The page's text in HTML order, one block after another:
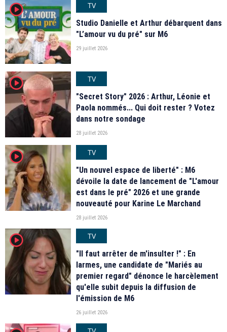
player2
TV
Studio Danielle et Arthur débarquent dans
"L’amour vu du pré" sur M6
29 juillet 2026
player2
TV
"Secret Story" 2026 : Arthur, Léonie et
Paola nommés... Qui doit rester ? Votez
dans notre sondage
28 juillet 2026
player2
TV
"Un nouvel espace de liberté" : M6
dévoile la date de lancement de "L'amour
est dans le pré" 2026 et une grande
nouveauté pour Karine Le Marchand
28 juillet 2026
player2
TV
"Il faut arrêter de m'insulter !" : En
larmes, une candidate de "Mariés au
premier regard" dénonce le harcèlement
qu'elle subit depuis la diffusion de
l'émission de M6
26 juillet 2026